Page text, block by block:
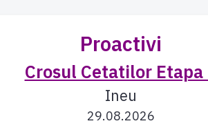
Proactivi
Crosul Cetatilor Etapa
Ineu
29.08.2026